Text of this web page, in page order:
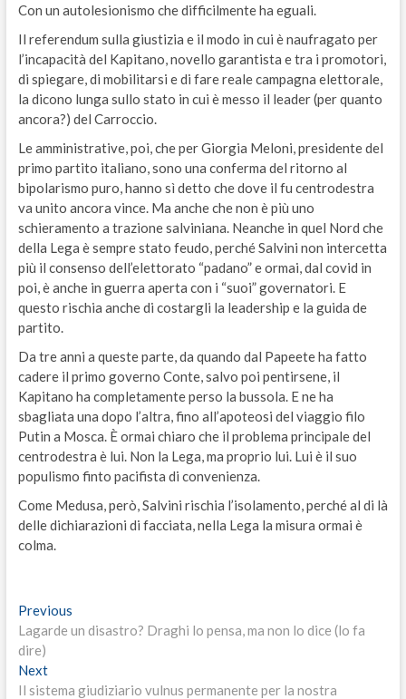
Con un autolesionismo che difficilmente ha eguali.
Il referendum sulla giustizia e il modo in cui è naufragato per
l’incapacità del Kapitano, novello garantista e tra i promotori,
di spiegare, di mobilitarsi e di fare reale campagna elettorale,
la dicono lunga sullo stato in cui è messo il leader (per quanto
ancora?) del Carroccio.
Le amministrative, poi, che per Giorgia Meloni, presidente del
primo partito italiano, sono una conferma del ritorno al
bipolarismo puro, hanno sì detto che dove il fu centrodestra
va unito ancora vince. Ma anche che non è più uno
schieramento a trazione salviniana. Neanche in quel Nord che
della Lega è sempre stato feudo, perché Salvini non intercetta
più il consenso dell’elettorato “padano” e ormai, dal covid in
poi, è anche in guerra aperta con i “suoi” governatori. E
questo rischia anche di costargli la leadership e la guida de
partito.
Da tre anni a queste parte, da quando dal Papeete ha fatto
cadere il primo governo Conte, salvo poi pentirsene, il
Kapitano ha completamente perso la bussola. E ne ha
sbagliata una dopo l’altra, fino all’apoteosi del viaggio filo
Putin a Mosca. È ormai chiaro che il problema principale del
centrodestra è lui. Non la Lega, ma proprio lui. Lui è il suo
populismo finto pacifista di convenienza.
Come Medusa, però, Salvini rischia l’isolamento, perché al di là
delle dichiarazioni di facciata, nella Lega la misura ormai è
colma.
Navigazione
articoli
PreviousPrevious
post:
Lagarde un disastro? Draghi lo pensa, ma non lo dice (lo fa
dire)
NextNext
post:
Il sistema giudiziario vulnus permanente per la nostra